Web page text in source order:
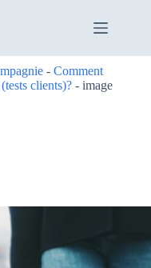
- Comment
clients)? - image